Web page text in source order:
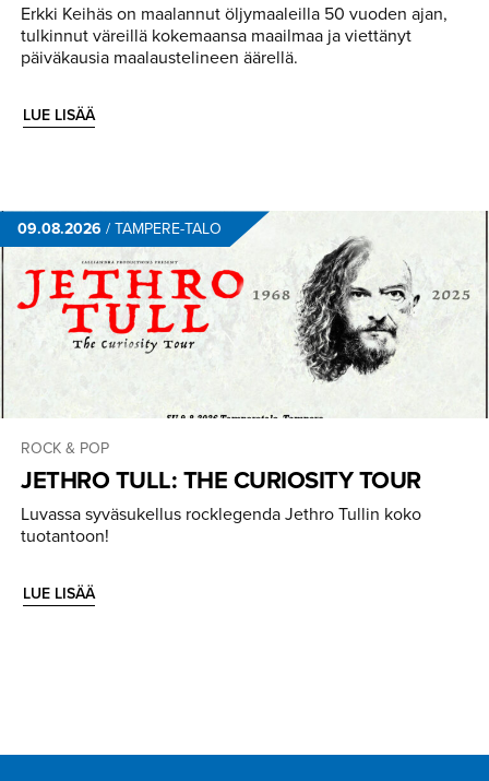
Erkki Keihäs on maalannut öljymaaleilla 50 vuoden ajan,
tulkinnut väreillä kokemaansa maailmaa ja viettänyt
päiväkausia maalaustelineen äärellä.
LUE LISÄÄ
09.08.2026 /TAMPERE-TALO
ROCK & POP
JETHRO TULL: THE CURIOSITY TOUR
Luvassa syväsukellus rocklegenda Jethro Tullin koko
tuotantoon!
LUE LISÄÄ